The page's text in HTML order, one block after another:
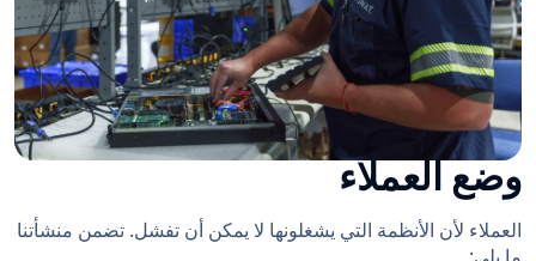
وضع العملاء
العملاء لأن الأنظمة التي يشغلونها لا يمكن أن تفشل. تضمن منشأتنا